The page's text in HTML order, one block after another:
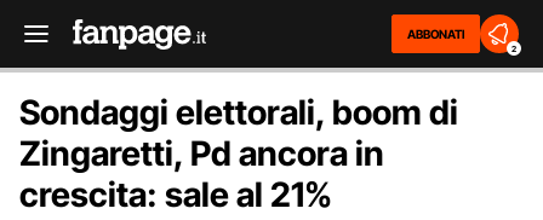
ABBONATI
2
Sondaggi elettorali, boom di
Zingaretti, Pd ancora in
crescita: sale al 21%